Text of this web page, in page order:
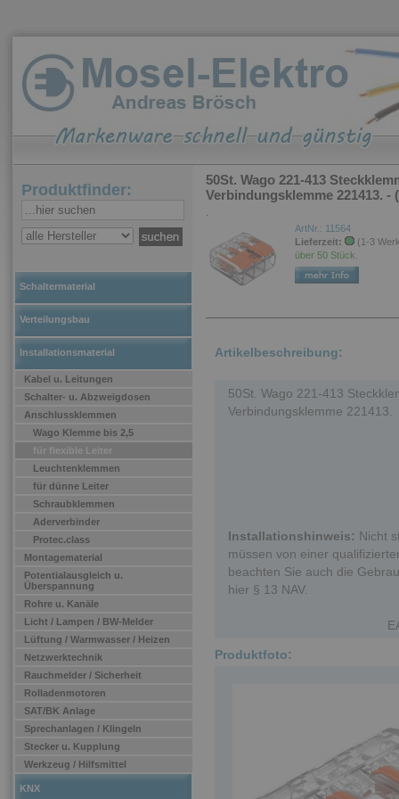
Produktfinder:
Schaltermaterial
Verteilungsbau
Installationsmaterial
Kabel u. Leitungen
Schalter- u. Abzweigdosen
Anschlussklemmen
Wago Klemme bis 2,5
für flexible Leiter
Leuchtenklemmen
für dünne Leiter
Schraubklemmen
Aderverbinder
Protec.class
Montagematerial
Potentialausgleich u.
Überspannung
Rohre u. Kanäle
Licht / Lampen / BW-Melder
Lüftung / Warmwasser / Heizen
Netzwerktechnik
Rauchmelder / Sicherheit
Rolladenmotoren
SAT/BK Anlage
Sprechanlagen / Klingeln
Stecker u. Kupplung
Werkzeug / Hilfsmittel
KNX
50St. Wago 221-413
Verbindungsklemme 221413. -
ArtNr.: 11564
Lieferzeit:
(1-3
über 50 Stück.
Artikelbeschreibung:
50St. Wago 221-413
Verbindungsklemme 221413.
Installationshinweis: Nicht
müssen von einer
beachten Sie auch die
hier § 13 NAV.
Produktfoto: